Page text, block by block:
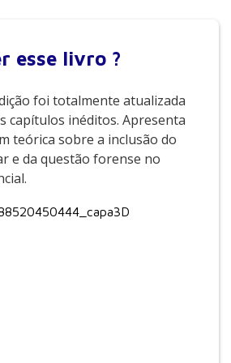
esse livro ?
foi totalmente atualizada
capítulos inéditos. Apresenta
teórica sobre a inclusão do
e da questão forense no